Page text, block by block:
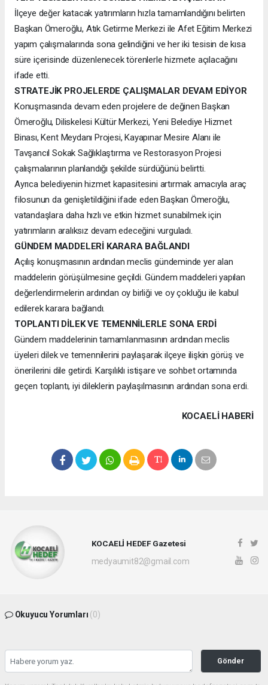
İlçeye değer katacak yatırımların hızla tamamlandığını belirten
Başkan Ömeroğlu, Atık Getirme Merkezi ile Afet Eğitim Merkezi
yapım çalışmalarında sona gelindiğini ve her iki tesisin de kısa
süre içerisinde düzenlenecek törenlerle hizmete açılacağını
ifade etti.
STRATEJİK PROJELERDE ÇALIŞMALAR DEVAM EDİYOR
Konuşmasında devam eden projelere de değinen Başkan
Ömeroğlu, Diliskelesi Kültür Merkezi, Yeni Belediye Hizmet
Binası, Kent Meydanı Projesi, Kayapınar Mesire Alanı ile
Tavşancıl Sokak Sağlıklaştırma ve Restorasyon Projesi
çalışmalarının planlandığı şekilde sürdüğünü belirtti.
Ayrıca belediyenin hizmet kapasitesini artırmak amacıyla araç
filosunun da genişletildiğini ifade eden Başkan Ömeroğlu,
vatandaşlara daha hızlı ve etkin hizmet sunabilmek için
yatırımların aralıksız devam edeceğini vurguladı.
GÜNDEM MADDELERİ KARARA BAĞLANDI
Açılış konuşmasının ardından meclis gündeminde yer alan
maddelerin görüşülmesine geçildi. Gündem maddeleri yapılan
değerlendirmelerin ardından oy birliği ve oy çokluğu ile kabul
edilerek karara bağlandı.
TOPLANTI DİLEK VE TEMENNİLERLE SONA ERDİ
Gündem maddelerinin tamamlanmasının ardından meclis
üyeleri dilek ve temennilerini paylaşarak ilçeye ilişkin görüş ve
önerilerini dile getirdi. Karşılıklı istişare ve sohbet ortamında
geçen toplantı, iyi dileklerin paylaşılmasının ardından sona erdi.
KOCAELI HABERİ
KOCAELİ HEDEF Gazetesi
medyaumit82@gmail.com
Okuyucu Yorumları (0)
Gönder